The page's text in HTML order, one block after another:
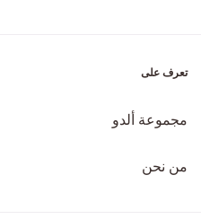
تعرف على
مجموعة ألدو
من نحن